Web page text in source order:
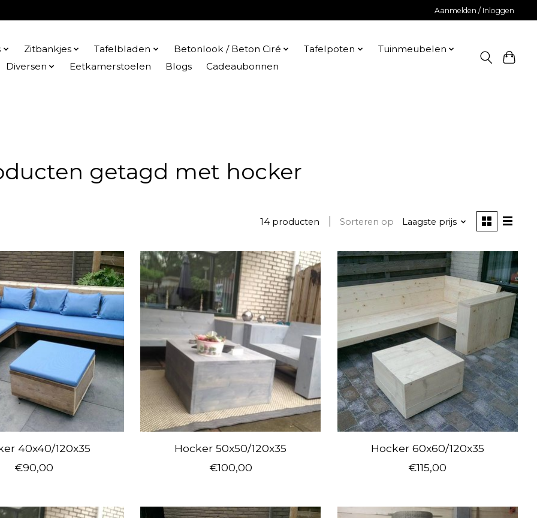
Aanmelden / Inloggen
Zitbankjes Tafelbladen Betonlook / Beton Ciré Tafelpoten
Tuinmeubelen
Diversen
Eetkamerstoelen Blogs Cadeaubonnen
getagd met hocker
14 producten Sorteren op Laagste prijs
40x40/120x35
€90,00
Hocker 50x50/120x35
€100,00
Hocker 60x60/120x35
€115,00